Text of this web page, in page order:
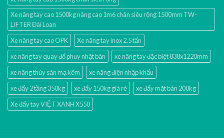
Xe nâng tay cao 1500kg nâng cao 1m6 chân siêu rộng 1500mm TW-
LIFTER Đài Loan
Xe nâng tay cao OPK
Xe nâng tay inox 2.5 tấn
xe nâng tay quay đổ phuy nhật bản
xe nâng tay đặc biệt 838x1220mm
xe nâng thủy sản mạ kẽm
xe nâng điện nhập khấu
xe đẩy 2 tầng 350kg
xe đẩy 150kg giá rẻ
xe đẩy mặt bàn 200kg
Xe đẩy tay VIỆT XANH X550